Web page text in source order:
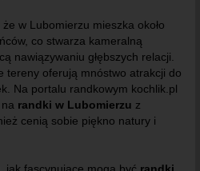
w Lubomierzu mieszka około
co stwarza kameralną
nawiązywaniu głębszych relacji.
tereny oferują mnóstwo atrakcji do
Na portalu randkowym kochlik.pl
randki w Lubomierzu z
cenią sobie piękno natury i